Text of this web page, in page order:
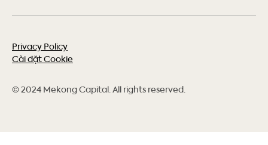
© 2024 Mekong Capital. All rights reserved.
Privacy Policy
Cài đặt Cookie